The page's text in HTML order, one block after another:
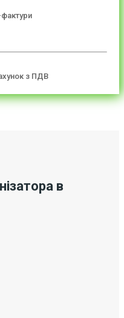
з ПДВ
в